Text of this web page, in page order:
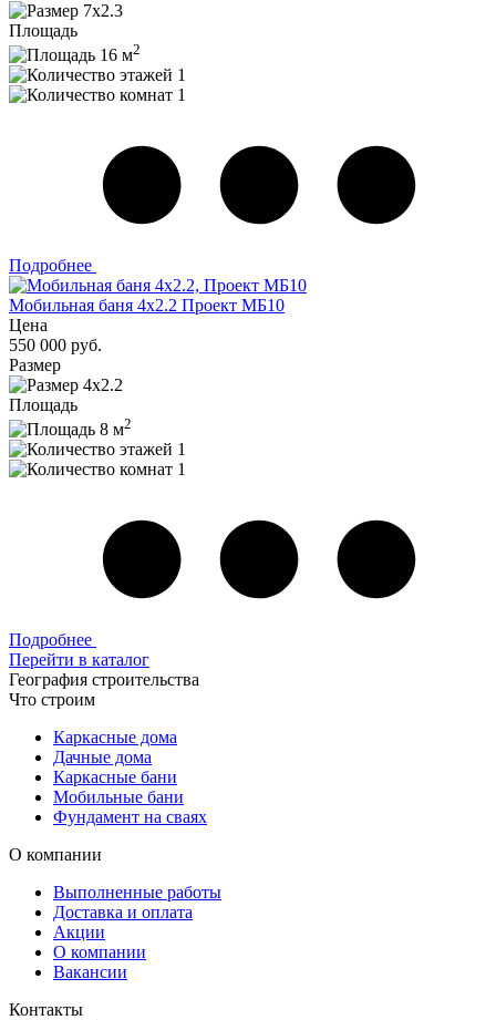
7x2.3
Площадь
16 м2
1
1
Подробнее
Мобильная баня 4x2.2 Проект МБ10
Цена
550 000 руб.
Размер
4x2.2
Площадь
8 м2
1
1
Подробнее
Перейти в каталог
География строительства
Что строим
Каркасные дома
Дачные дома
Каркасные бани
Мобильные бани
Фундамент на сваях
О компании
Выполненные работы
Доставка и оплата
Акции
О компании
Вакансии
Контакты